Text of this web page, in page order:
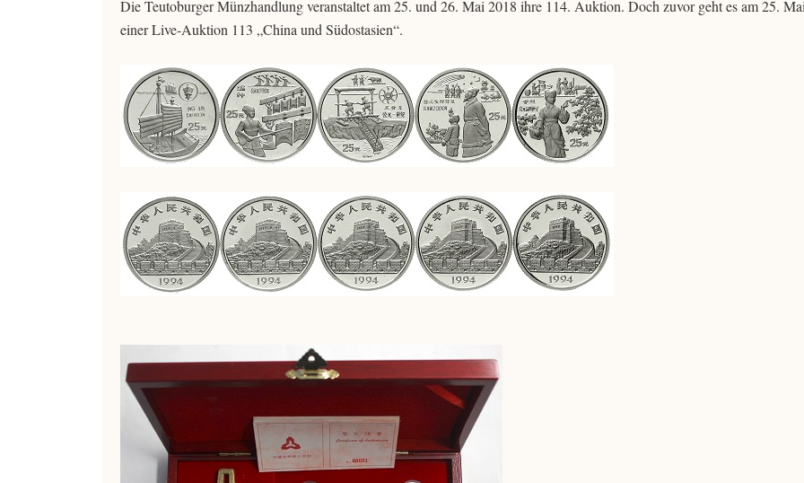
Die Teutoburger Münzhandlung veranstaltet am 25. und 26. Mai 2018 ihre 114. Auktion. Doch zuvor geht es am 25.
einer Live-Auktion 113 „China und Südostasien“.